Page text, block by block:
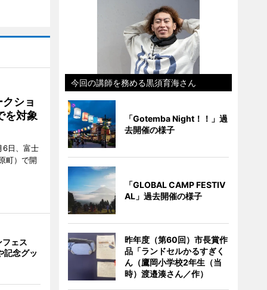
ショ
を対象
6日、富士
町）で開
ェス
記念グッ
今回の講師を務める黒須育海さん
「Gotemba Night！！」過
去開催の様子
「GLOBAL CAMP FESTIV
AL」過去開催の様子
昨年度（第60回）市長賞作
品「ランドセルかるすぎく
ん（鷹岡小学校2年生（当
時）渡邉湊さん／作）